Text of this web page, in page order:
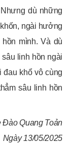
dù những
ngài hưởng
mình. Và dù
linh hồn ngài
đau khổ vô cùng
sâu linh hồn
Đào Quang Toản
Ngày 13/05/2025